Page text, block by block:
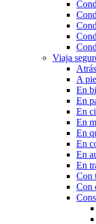
Viaja
Atrás
A pie
En
En
En
En
En
En
En
En
Con
Con